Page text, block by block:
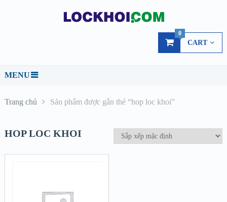
CART
0
MENU
Trang chủ Sản phẩm được gắn thẻ “hop loc khoi”
HOP LOC KHOI
QUICK LOOK